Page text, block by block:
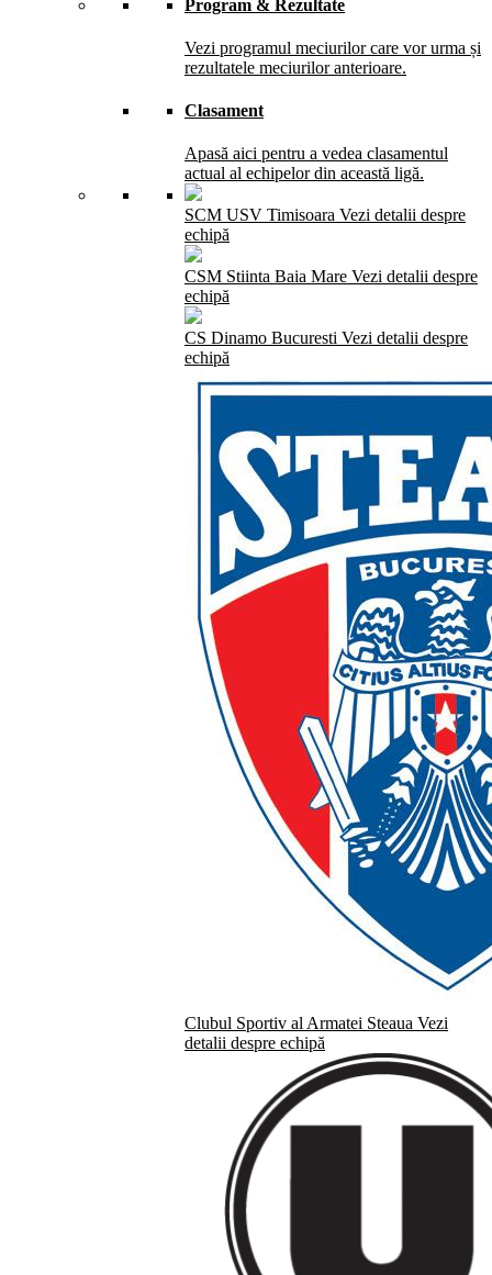
Program & Rezultate
Vezi programul meciurilor care vor urma și
rezultatele meciurilor anterioare.
Clasament
Apasă aici pentru a vedea clasamentul
actual al echipelor din această ligă.
SCM USV Timisoara Vezi detalii despre
echipă
CSM Stiinta Baia Mare Vezi detalii despre
echipă
CS Dinamo Bucuresti Vezi detalii despre
echipă
Clubul Sportiv al Armatei Steaua Vezi
detalii despre echipă